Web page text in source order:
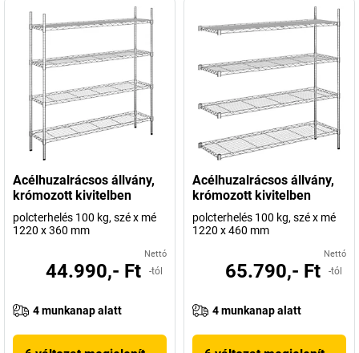
Acélhuzalrácsos állvány,
krómozott kivitelben
polcterhelés 100 kg, szé x mé
1220 x 360 mm
Nettó
44.990,- Ft -tól
4 munkanap alatt
Acélhuzalrácsos állvány,
krómozott kivitelben
polcterhelés 100 kg, szé x mé
1220 x 460 mm
Nettó
65.790,- Ft -tól
4 munkanap alatt